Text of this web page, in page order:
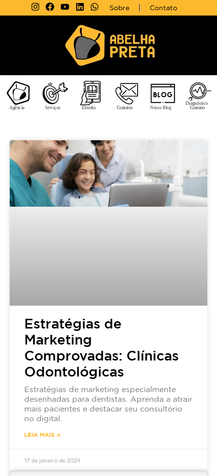
Sobre Contato
Estratégias de
Marketing
Comprovadas: Clínicas
Odontológicas
Estratégias de marketing especialmente
desenhadas para dentistas. Aprenda a atrair
mais pacientes e destacar seu consultório
no digital.
LEIA MAIS »
17 de janeiro de 2024